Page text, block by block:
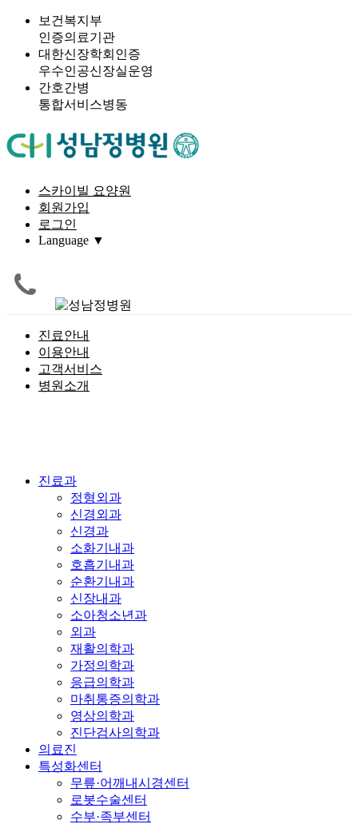
보건복지부
인증의료기관
대한신장학회인증
우수인공신장실운영
간호간병
통합서비스병동
스카이빌 요양원
회원가입
로그인
Language ▼
진료안내
이용안내
고객서비스
병원소개
진료과
정형외과
신경외과
신경과
소화기내과
호흡기내과
순환기내과
신장내과
소아청소년과
외과
재활의학과
가정의학과
응급의학과
마취통증의학과
영상의학과
진단검사의학과
의료진
특성화센터
무릎·어깨내시경센터
로봇수술센터
수부·족부센터
· 정형외과
· 신경외과
· 신경과
· 순환기내과
· 신장내과
· 외과
· 재활의학과
· 가정의학과
· 진단검사의학
특성화센터
· 무릎·어깨내
시경센터
· 로봇수술센터
· 수부·족부센
· 최소절개인공
관절센터
· 척추뇌신경센
· 줄기세포치료
센터
· 심혈관센터
· 소화기내시경
찾아오시는 길